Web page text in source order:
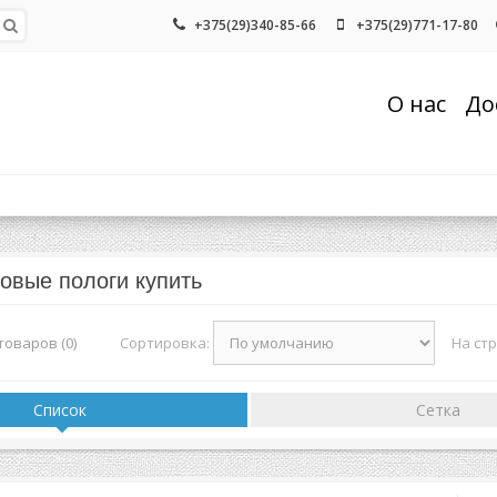
+375(29)340-85-66 +375(29)771-17-80
О нас
пологи купить
(0) На
Сортировка:
Список Сетка